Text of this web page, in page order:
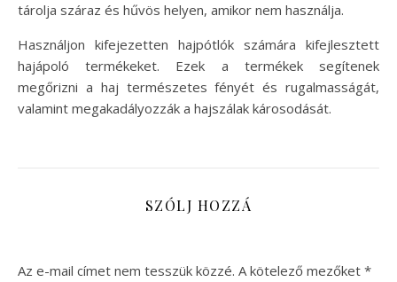
tárolja száraz és hűvös helyen, amikor nem használja.
Használjon kifejezetten hajpótlók számára kifejlesztett
hajápoló termékeket. Ezek a termékek segítenek
megőrizni a haj természetes fényét és rugalmasságát,
valamint megakadályozzák a hajszálak károsodását.
SZÓLJ HOZZÁ
Az e-mail címet nem tesszük közzé. A kötelező mezőket *